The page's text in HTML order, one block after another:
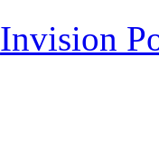
Invision